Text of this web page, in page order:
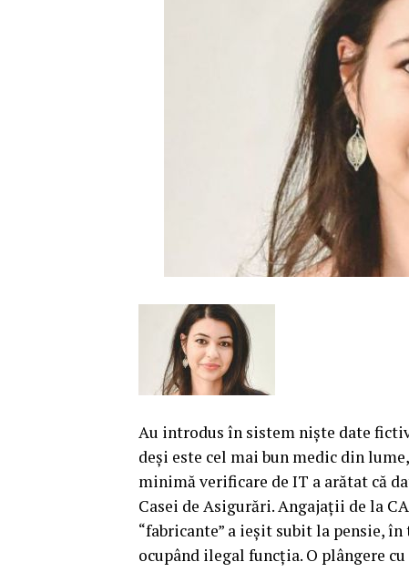
Au introdus în sistem nişte date
deşi este cel mai bun medic din
minimă verificare de IT a arătat că
Casei de Asigurări. Angajaţii de la
“fabricante” a ieşit subit la pensie,
ocupând ilegal funcţia. O plângere